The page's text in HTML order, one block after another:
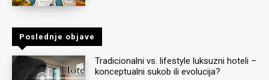
Poslednje objave
Tradicionalni vs. lifestyle luksuzni hoteli –
konceptualni sukob ili evolucija?